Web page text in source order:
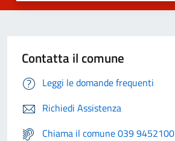
Contatta il comune
Leggi le domande frequenti
Richiedi Assistenza
Chiama il comune 039 9452100